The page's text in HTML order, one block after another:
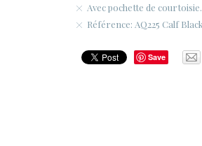
Avec pochette de courtoisie.
Référence: AQ225 Calf
Save